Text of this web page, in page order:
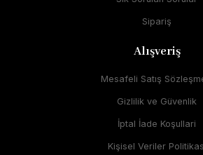
Sipariş
Alışveriş
Mesafeli Satış
Gizlilik ve Güvenlik
İptal İade Koşullari
Kişisel Veriler